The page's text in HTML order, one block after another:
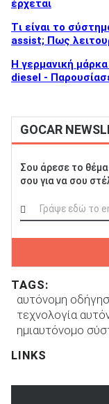
έρχεται
Tι είναι το
assist; Πως
Η γερμανική
diesel -
GOCAR
Σου άρεσε το
σου για να σου
TAGS:
αυτόνομη
τεχνολογία
ημιαυτόνομο
LINKS